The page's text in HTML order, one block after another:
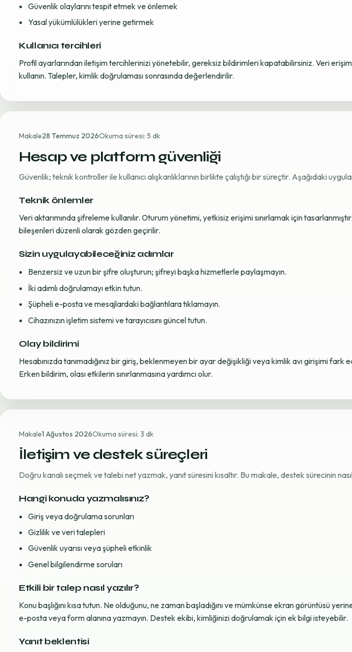
Güvenlik olaylarını tespit etmek ve önlemek
Yasal yükümlülükleri yerine getirmek
Kullanıcı tercihleri
Profil ayarlarından iletişim tercihlerinizi yönetebilir, gereksiz bildirimleri kapatabilirsiniz. Veri
kullanın. Talepler, kimlik doğrulaması sonrasında değerlendirilir.
Makale28 Temmuz 2026Okuma süresi: 5 dk
Hesap ve platform güvenliği
Güvenlik; teknik kontroller ile kullanıcı alışkanlıklarının birlikte çalıştığı bir süreçtir. Aşağıdaki
Teknik önlemler
Veri aktarımında şifreleme kullanılır. Oturum yönetimi, yetkisiz erişimi sınırlamak için
bileşenleri düzenli olarak gözden geçirilir.
Sizin uygulayabileceğiniz adımlar
Benzersiz ve uzun bir şifre oluşturun; şifreyi başka hizmetlerle paylaşmayın.
İki adımlı doğrulamayı etkin tutun.
Şüpheli e-posta ve mesajlardaki bağlantılara tıklamayın.
Cihazınızın işletim sistemi ve tarayıcısını güncel tutun.
Olay bildirimi
Hesabınızda tanımadığınız bir giriş, beklenmeyen bir ayar değişikliği veya kimlik avı girişimi
Erken bildirim, olası etkilerin sınırlanmasına yardımcı olur.
Makale1 Ağustos 2026Okuma süresi: 3 dk
İletişim ve destek süreçleri
Doğru kanalı seçmek ve talebi net yazmak, yanıt süresini kısaltır. Bu makale, destek sürecinin
Hangi konuda yazmalısınız?
Giriş veya doğrulama sorunları
Gizlilik ve veri talepleri
Güvenlik uyarısı veya şüpheli etkinlik
Genel bilgilendirme soruları
Etkili bir talep nasıl yazılır?
Konu başlığını kısa tutun. Ne olduğunu, ne zaman başladığını ve mümkünse ekran görüntüsü
e-posta veya form alanına yazmayın. Destek ekibi, kimliğinizi doğrulamak için ek bilgi isteyebilir.
Yanıt beklentisi